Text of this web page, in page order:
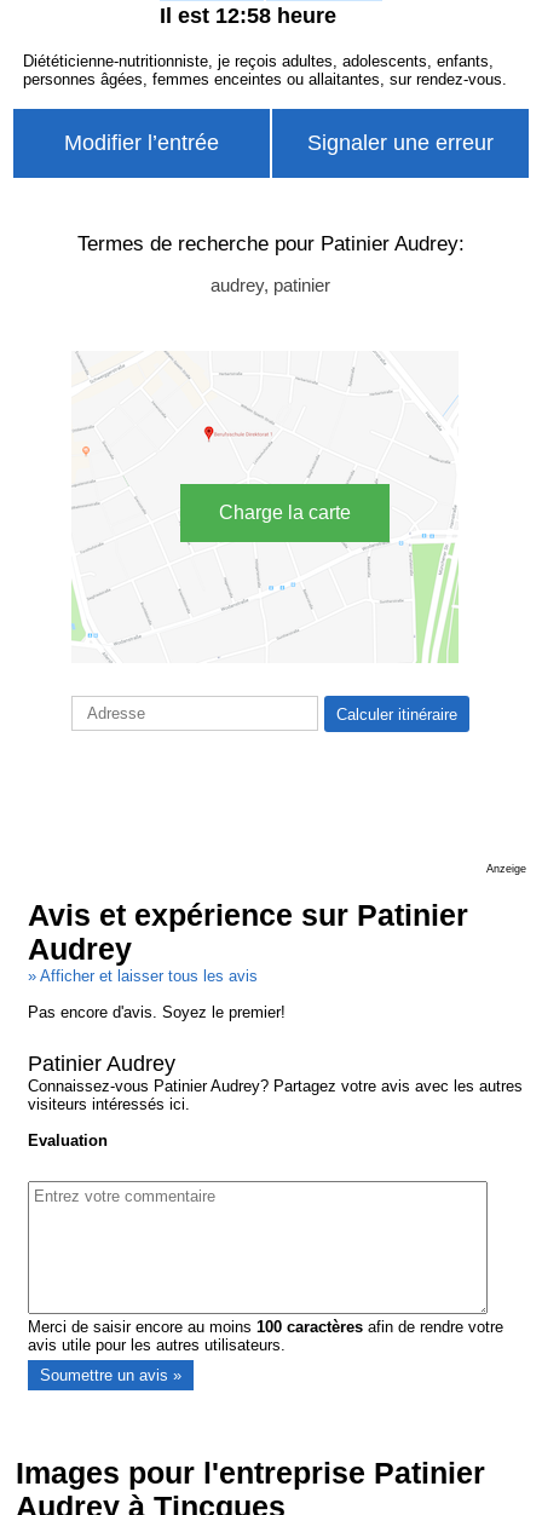
Il est 12:58 heure
Diététicienne-nutritionniste, je reçois adultes, adolescents, enfants,
personnes âgées, femmes enceintes ou allaitantes, sur rendez-vous.
Modifier l’entrée Signaler une erreur
Termes de recherche pour Patinier Audrey:
audrey, patinier
Charge la carte
Anzeige
Avis et expérience sur Patinier
Audrey
» Afficher et laisser tous les avis
Pas encore d'avis. Soyez le premier!
Patinier Audrey
Connaissez-vous Patinier Audrey? Partagez votre avis avec les autres
visiteurs intéressés ici.
Evaluation
Merci de saisir encore au moins100 caractères afin de rendre votre
avis utile pour les autres utilisateurs.
Images pour l'entreprise Patinier
Audrey à Tincques